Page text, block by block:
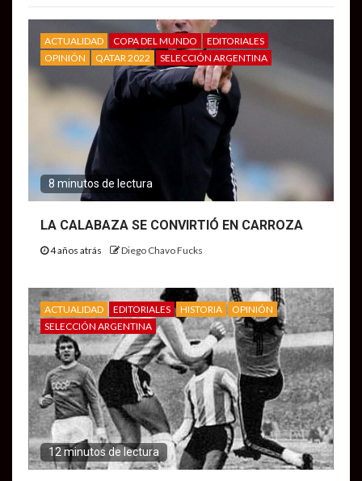
ACTUALIDAD COPA DEL MUNDO
EDITORIALES
OPINIÓN
QATAR 2022 SELECCIÓN ARGENTINA
8 minutos de lectura
LA CALABAZA SE CONVIRTIÓ EN CARROZA
4 años atrás Diego Chavo Fucks
ACTUALIDAD EDITORIALES HISTORIA
OPINIÓN
SELECCIÓN ARGENTINA
12 minutos de lectura